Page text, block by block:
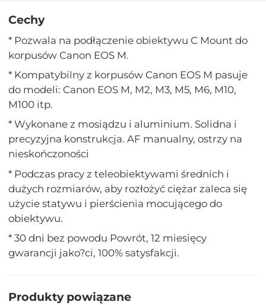
Cechy
* Pozwala na podłączenie obiektywu C Mount do
korpusów Canon EOS M.
* Kompatybilny z korpusów Canon EOS M pasuje
do modeli: Canon EOS M, M2, M3, M5, M6, M10,
M100 itp.
* Wykonane z mosiądzu i aluminium. Solidna i
precyzyjna konstrukcja. AF manualny, ostrzy na
nieskończoności
* Podczas pracy z teleobiektywami średnich i
dużych rozmiarów, aby rozłożyć ciężar zaleca się
użycie statywu i pierścienia mocującego do
obiektywu.
* 30 dni bez powodu Powrót, 12 miesięcy
gwarancji jako?ci, 100% satysfakcji.
Produkty powiązane